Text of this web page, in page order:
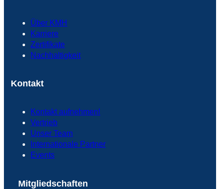
Über KMH
Karriere
Zertifikate
Nachhaltigkeit
Kontakt
Kontakt aufnehmen!
Vertrieb
Unser Team
Internationale Partner
Events
Mitgliedschaften